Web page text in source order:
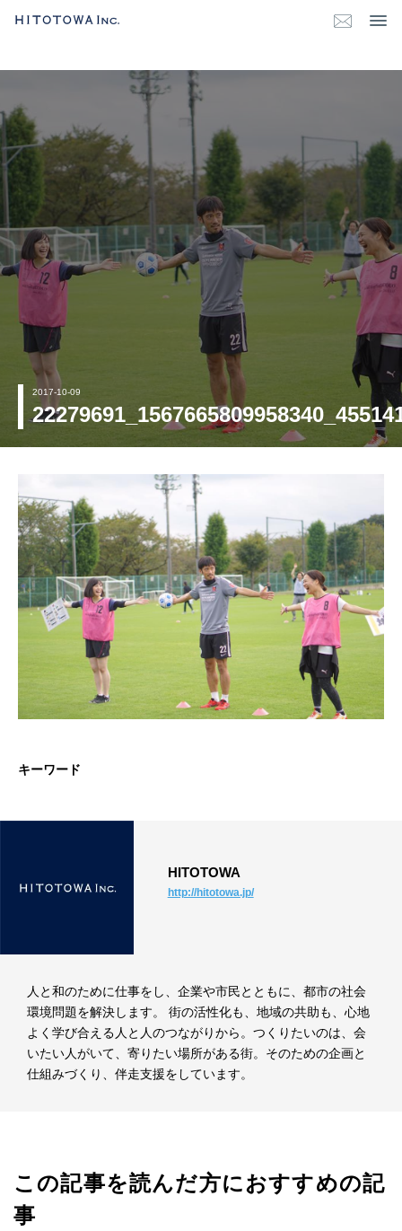
2017-10-09
キーワード
HITOTOWA
http://hitotowa.jp/
人と和のために仕事をし、企業や市民とともに、都市の社会
環境問題を解決します。 街の活性化も、地域の共助も、心地
よく学び合える人と人のつながりから。つくりたいのは、会
いたい人がいて、寄りたい場所がある街。そのための企画と
仕組みづくり、伴走支援をしています。
この記事を読んだ方におすすめの記
事